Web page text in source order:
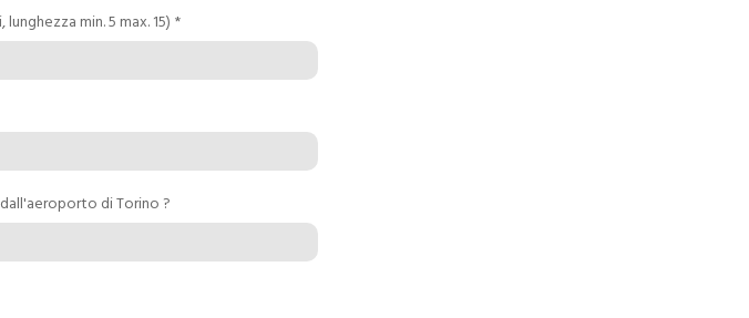
min. 5 max. 15) *
di Torino ?